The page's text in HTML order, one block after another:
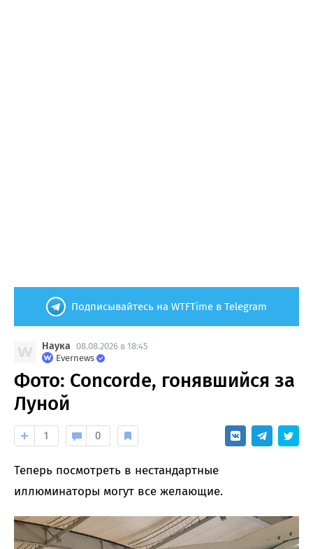
Подписывайтесь на WTFTime в Telegram
Наука 08.08.2026 в 18:45
Evernews
Фото: Concorde, гонявшийся за
Луной
1 0
Теперь посмотреть в нестандартные
иллюминаторы могут все желающие.